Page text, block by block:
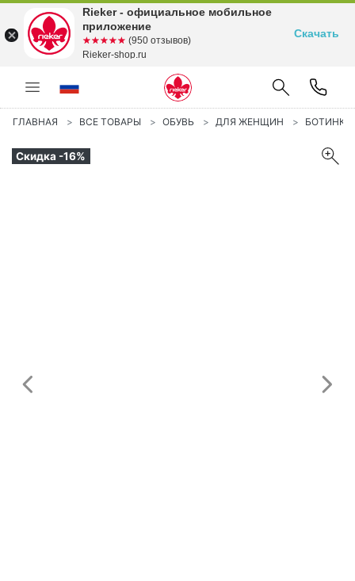
ГЛАВНАЯ ВСЕ ТОВАРЫ ОБУВЬ ДЛЯ ЖЕНЩИН БОТИНКИ
Скидка -16%
Предыдущий
Rieker - официальное мобильное
приложение
☆☆☆☆☆
★★★★★ (950 отзывов)
Rieker-shop.ru
Скачать